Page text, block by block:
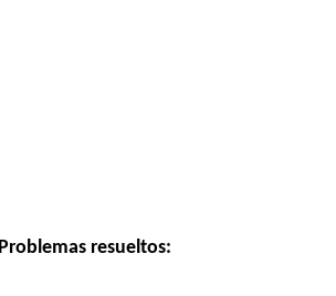
Problemas resueltos: